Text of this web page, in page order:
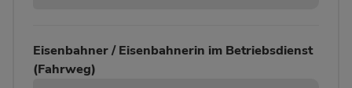
Eisenbahner / Eisenbahnerin im Betriebsdienst
(Fahrweg)